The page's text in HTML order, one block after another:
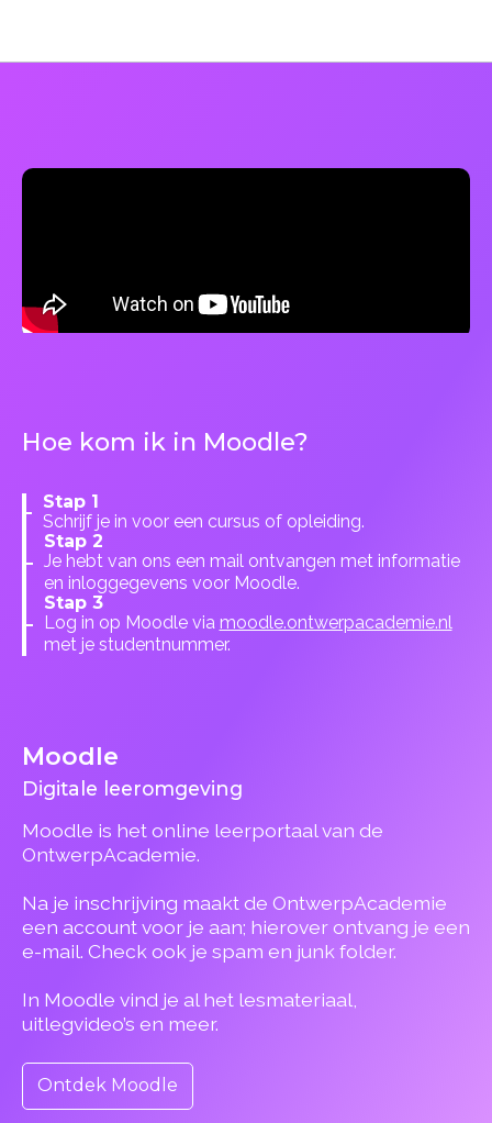
Hoe kom ik in Moodle?
Stap 1
Schrijf je in voor een cursus of opleiding.
Stap 2
Je hebt van ons een mail ontvangen met informatie
en inloggegevens voor Moodle.
Stap 3
Log in op Moodle via moodle.ontwerpacademie.nl
met je studentnummer.
Moodle
Digitale leeromgeving
Moodle is het online leerportaal van de
OntwerpAcademie.
Na je inschrijving maakt de OntwerpAcademie
een account voor je aan; hierover ontvang je een
e-mail. Check ook je spam en junk folder.
In Moodle vind je al het lesmateriaal,
uitlegvideo’s en meer.
Ontdek Moodle